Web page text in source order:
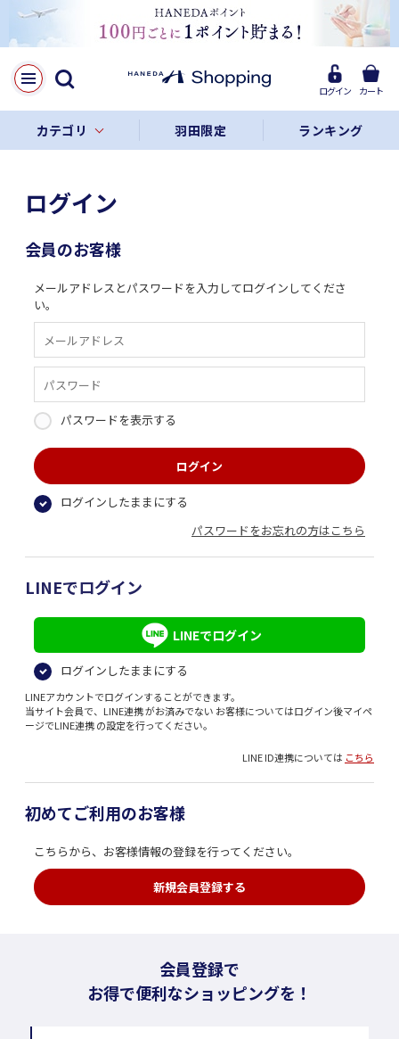
ログイン カート
カテゴリ 羽田限定 ランキング
ログイン
会員のお客様
メールアドレスとパスワードを入力してログインしてくださ
い。
パスワードを表示する
ログインしたままにする
パスワードをお忘れの方はこちら
LINEでログイン
LINEでログイン
ログインしたままにする
LINEアカウントでログインすることができます。
当サイト会員で、LINE連携 がお済みでない お客様についてはログイン後マイペ
ージでLINE連携 の設定を行ってください。
LINE ID連携については こちら
初めてご利用のお客様
こちらから、お客様情報の登録を行ってください。
新規会員登録する
会員登録で
お得で便利なショッピングを！